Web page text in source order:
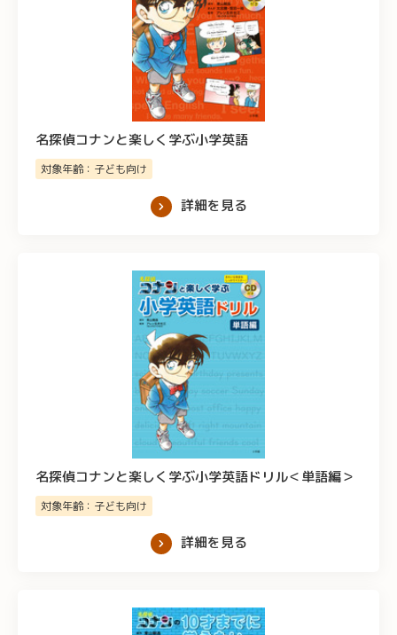
名探偵コナンと楽しく学ぶ小学英語
対象年齢：子ども向け
詳細を見る
名探偵コナンと楽しく学ぶ小学英語ドリル＜単語編＞
対象年齢：子ども向け
詳細を見る